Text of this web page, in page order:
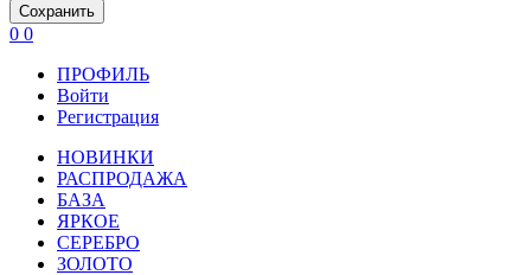
Сохранить
0 0
ПРОФИЛЬ
Войти
Регистрация
НОВИНКИ
РАСПРОДАЖА
БАЗА
ЯРКОЕ
СЕРЕБРО
ЗОЛОТО